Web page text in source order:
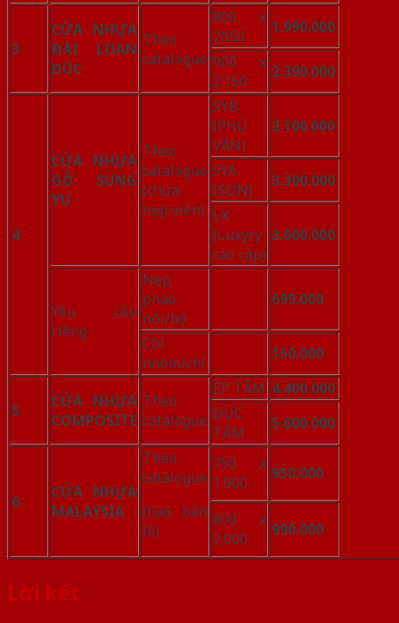
3
CỬA NHỰA
ĐÀI LOAN
ĐÚC
Theo
catalogue
800 x
2050
1.990.000
900 x
2.150
2.390.000
4
CỬA NHỰA
GỖ SUNG
YU
Theo
catalogue
(chưa
nẹp viền)
SYB
(PHỦ
VÂN)
3.100.000
SYA
(SƠN)
3.300.000
LX
(Luxyry
cao cấp)
3.600.000
Yêu cầu
riêng
Nẹp
phào
nổi/bộ
699.000
Chỉ
nhôm/chỉ
150.000
5
CỬA NHỰA
COMPOSITE
Theo
catalogue
ÉP TẤM 4.400.000
ĐÚC
TẤM
5.600.000
6
CỬA NHỰA
MALAYSIA
Theo
catalogue
(bao bản
lề)
750 x
1.900
950.000
800 x
2.000
990.000
Lời kết